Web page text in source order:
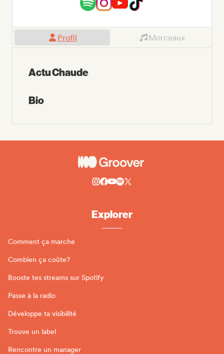
Profil Morceaux
Actu Chaude
Bio
Explorer
Comment ça marche
Combien ça coûte?
Booste tes streams sur Spotify
Passe à la radio
Développe ta visibilité
Trouve un label
Rencontre un manager